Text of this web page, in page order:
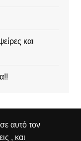
και
αυτό τον
, και